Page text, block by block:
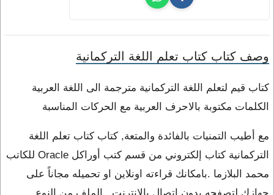
وصف كتاب كتاب تعلم اللغة التركمانية
كتاب قيم لتعلم اللغة التركمانية مترجمة الى اللغة العربية
الكلمات مكتوبة بالاحرف العربية مع الحركات المناسبة
مع أطيب التمنيات بالفائدة والمتعة, كتاب كتاب تعلم اللغة
التركمانية كتاب إلكتروني من قسم كتب أوراكل Oracle للكاتب
محمد البلازما .بامكانك قراءته اونلاين او تحميله مجاناً على